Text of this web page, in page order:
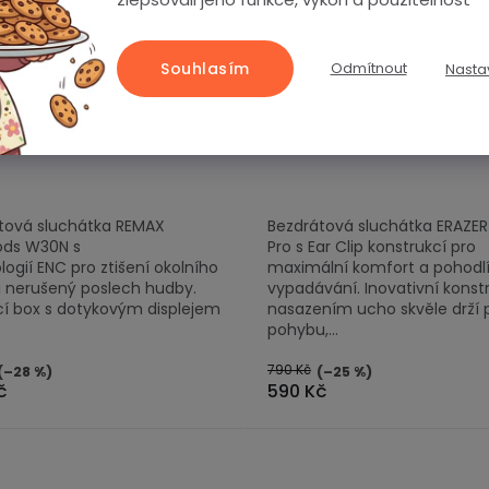
Odmítnout
Souhlasím
sluchátka REMAX
W30N / ENC / bílá
(>5 ks)
%)
sluchátka REMAX
W30N s
ENC pro ztišení okolního
nerušený poslech hudby.
box s dotykovým displejem
Skladem
590 Kč
790 Kč (–25 %)
Bezdrátová sluchátka
Pro s Ear Clip konstrukcí pro
maximální komfort a
vypadávání. Inovativní
nasazením ucho skvěle drží
pohybu,...